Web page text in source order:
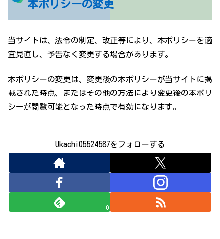
本ポリシーの変更
当サイトは、法令の制定、改正等により、本ポリシーを適
宜見直し、予告なく変更する場合があります。
本ポリシーの変更は、変更後の本ポリシーが当サイトに掲
載された時点、またはその他の方法により変更後の本ポリ
シーが閲覧可能となった時点で有効になります。
Ukachi05524587をフォローする
0